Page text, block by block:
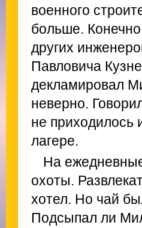
военного
больше.
других
Павловича
декламировал
неверно.
не приходилось
лагере.
На
охоты.
хотел. Но чай
Подсыпал ли